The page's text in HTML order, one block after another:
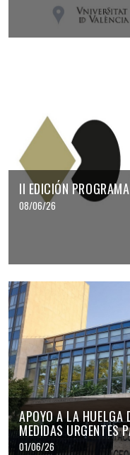
II EDICIÓN
08/06/26
APOYO A LA HUELGA
MEDIDAS URGENTES
01/06/26